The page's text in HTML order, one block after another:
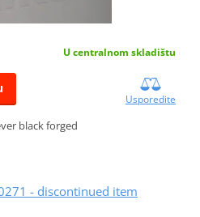
U centralnom skladištu
Usporedite
black forged
- discontinued item